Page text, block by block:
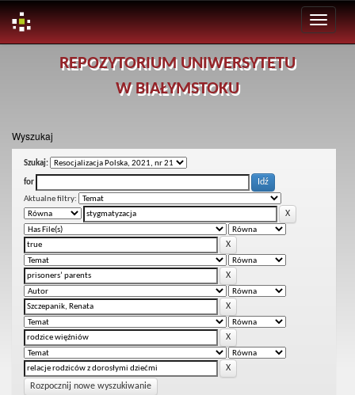
REPOZYTORIUM UNIWERSYTETU
W BIAŁYMSTOKU
Wyszukaj
Szukaj:
for
Aktualne filtry:
Rozpocznij nowe wyszukiwanie